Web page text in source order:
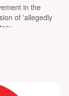
in the
of 'allegedly